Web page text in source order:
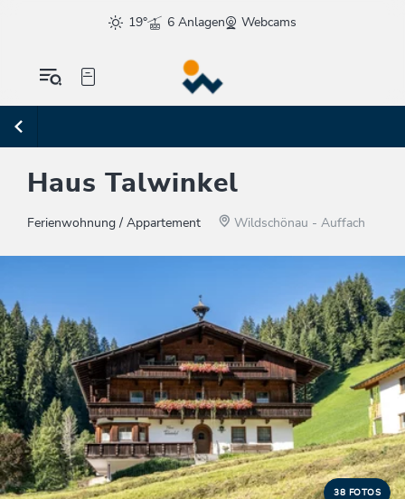
19° 6 Anlagen Webcams
Haus Talwinkel
Ferienwohnung / Appartement Wildschönau - Auffach
38 FOTOS